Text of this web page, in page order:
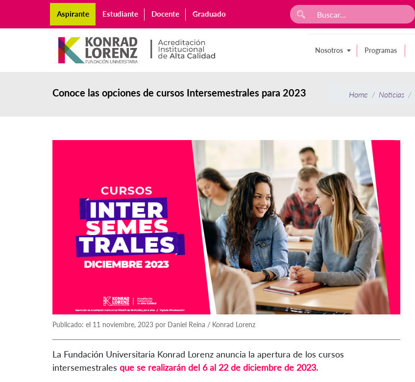
Aspirante Estudiante Docente Graduado
Nosotros Programas
Conoce las opciones de cursos Intersemestrales para 2023 Home Noticias
Publicado: el 11 noviembre, 2023 por Daniel Reina / Konrad Lorenz
La Fundación Universitaria Konrad Lorenz anuncia la apertura de los cursos
intersemestrales que se realizarán del 6 al 22 de diciembre de 2023.